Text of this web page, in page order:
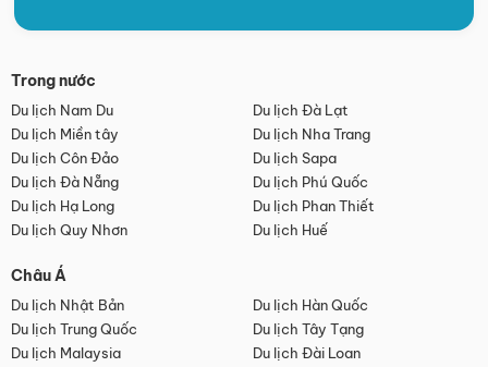
Trong nước
Du lịch Nam Du
Du lịch Đà Lạt
Du lịch Miền tây
Du lịch Nha Trang
Du lịch Côn Đảo
Du lịch Sapa
Du lịch Đà Nẵng
Du lịch Phú Quốc
Du lịch Hạ Long
Du lịch Phan Thiết
Du lịch Quy Nhơn
Du lịch Huế
Châu Á
Du lịch Nhật Bản
Du lịch Hàn Quốc
Du lịch Trung Quốc
Du lịch Tây Tạng
Du lịch Malaysia
Du lịch Đài Loan